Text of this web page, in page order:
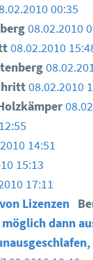
00:35
08.02.2010
08.02.2010
08.02.2010
14:51
15:13
17:11
Lizenzen
möglich dann